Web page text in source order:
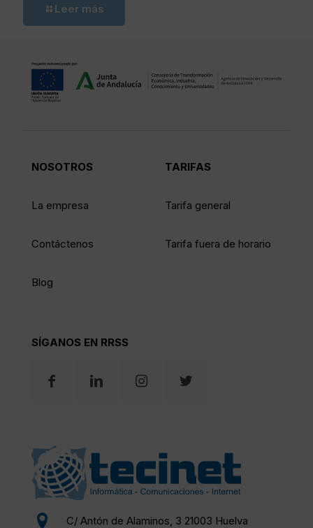
Leer más
NOSOTROS
La empresa
Contáctenos
Blog
TARIFAS
Tarifa general
Tarifa fuera de horario
SÍGANOS EN RRSS
C/ Antón de Alaminos, 3 21003 Huelva